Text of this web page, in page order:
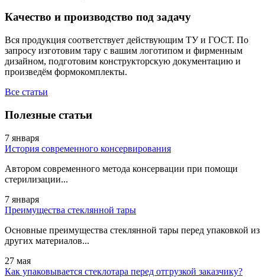
Качество и производство под задачу
Вся продукция соответствует действующим ТУ и ГОСТ. По
запросу изготовим тару с вашим логотипом и фирменным
дизайном, подготовим конструкторскую документацию и
произведём формокомплекты.
Все статьи
Полезные статьи
7 января
История современного консервирования
Автором современного метода консервации при помощи
стерилизации...
7 января
Преимущества стеклянной тары
Основные преимущества стеклянной тары перед упаковкой из
других материалов...
27 мая
Как упаковывается стеклотара перед отгрузкой заказчику?